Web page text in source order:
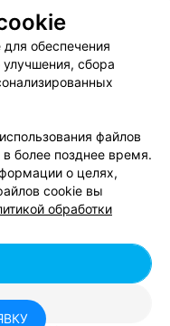
своих работ. Что
на том
С
кстати, Игорю
с вашей
Влады
цветами и
Букет был
Еще
обеспечения
улучшения, сбора
файлов
в более позднее время.
о целях,
cookie вы
обработки